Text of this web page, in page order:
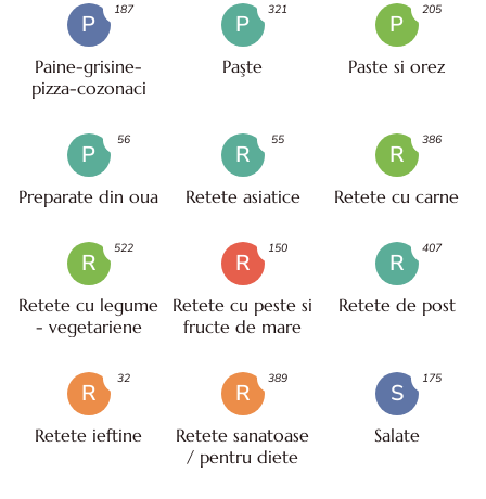
P
Paine-grisine-
pizza-cozonaci
187
P
Paşte
321
P
Paste si orez
205
P
Preparate din oua
56
R
Retete asiatice
55
R
Retete cu carne
386
R
Retete cu legume
- vegetariene
522
R
Retete cu peste si
fructe de mare
150
R
Retete de post
407
R
Retete ieftine
32
R
Retete sanatoase
/ pentru diete
389
S
Salate
175